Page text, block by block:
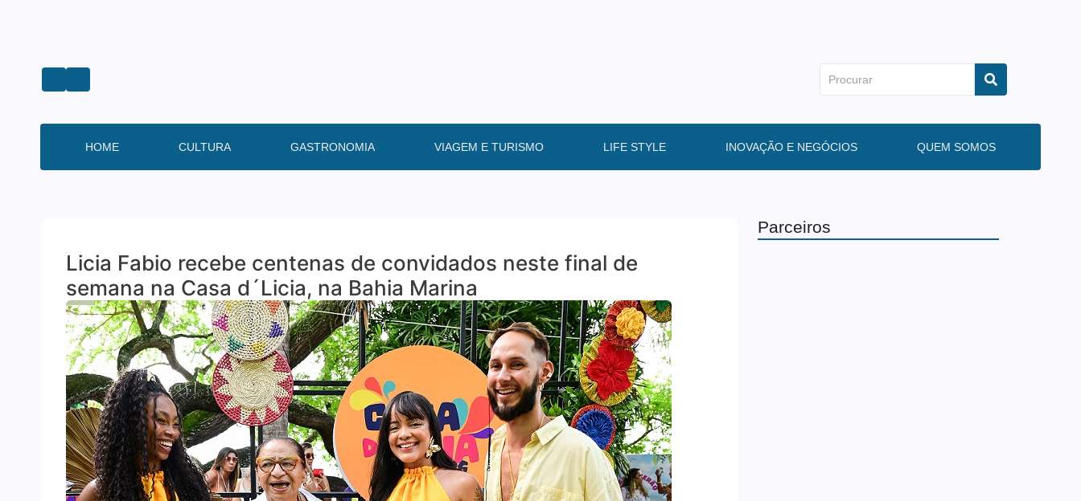
HOME CULTURA GASTRONOMIA VIAGEM E TURISMO LIFE STYLE INOVAÇÃO E NEGÓCIOS QUEM SOMOS
Licia Fabio recebe centenas de convidados neste final de
semana na Casa d´Licia, na Bahia Marina
Parceiros